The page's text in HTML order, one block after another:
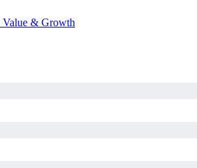
Value & Growth